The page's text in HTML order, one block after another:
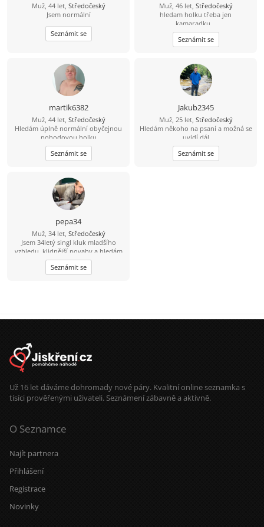
Muž, 44 let, Středočeský
Jsem normální
Seznámit se
Muž, 46 let, Středočeský
hledam holku třeba jen
kamaradku...
Seznámit se
martik6382
Muž, 44 let, Středočeský
Hledám úplně normální obyčejnou
pohodovou holku
Seznámit se
Jakub2345
Muž, 25 let, Středočeský
Hledám někoho na psaní a možná se
uvidí dál
Seznámit se
pepa34
Muž, 34 let, Středočeský
Jsem 34letý singl kluk mladšího
vzhledu, klidnější povahy a hledám
hodnou ženu pro život. Mám rád
život, přírodu, sport a lidi se
smyslem pro humor. Hledáš
nereaguji.....
Seznámit se
Už 16 let dáváme dohromady nové páry. Kvalitní online seznamka s
tisíci prověřenými uživateli. Seznámení zábavně a aktivně.
O Seznamce
Najít partnera
Přihlášení
Registrace
Novinky